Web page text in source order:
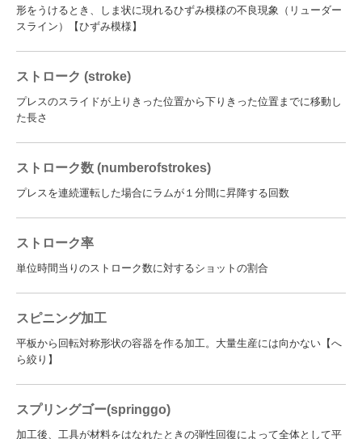
形をうけるとき、しま状に現れるひずみ模様の不良現象（リューダー
スライン）【ひずみ模様】
ストローク (stroke)
プレスのスライドが上りきった位置から下りきった位置までに移動し
た長さ
ストローク数 (numberofstrokes)
プレスを連続運転した場合にラムが１分間に昇降する回数
ストローク率
単位時間当りのストローク数に対するショットの割合
スピニング加工
平板から回転対称形状の容器を作る加工。大量生産には向かない【へ
ら絞り】
スプリングゴー(springgo)
加工後、工具が材料をはなれたときの弾性回復によって全体として平